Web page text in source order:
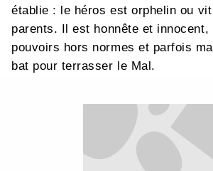
établie : le héros est orphelin ou
parents. Il est honnête et innocent,
pouvoirs hors normes et parfois
bat pour terrasser le Mal.